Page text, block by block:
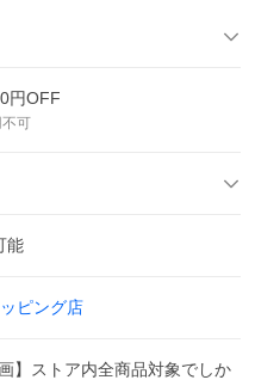
円OFF
可
能
ピング店
】ストア内全商品対象でしか